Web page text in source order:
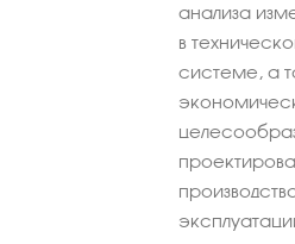
анализа
в
системе, а